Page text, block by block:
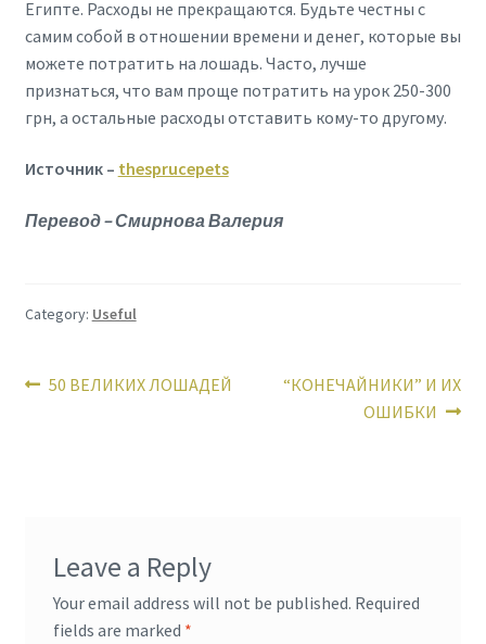
Египте. Расходы не прекращаются. Будьте честны с
самим собой в отношении времени и денег, которые вы
можете потратить на лошадь. Часто, лучше
признаться, что вам проще потратить на урок 250-300
грн, а остальные расходы отставить кому-то другому.
Источник – thesprucepets
Перевод – Смирнова Валерия
Category: Useful
Post
Previous
50 ВЕЛИКИХ ЛОШАДЕЙ
Next
“КОНЕЧАЙНИКИ” И ИХ
ОШИБКИ
Leave a Reply
Your email address will not be published. Required
fields are marked *